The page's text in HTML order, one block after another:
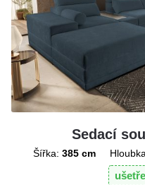
Sedací
Šířka: 385 cm